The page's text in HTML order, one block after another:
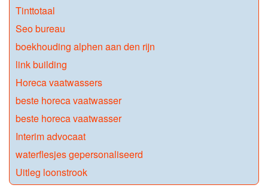
Tinttotaal
Seo bureau
boekhouding alphen aan den rijn
link building
Horeca vaatwassers
beste horeca vaatwasser
beste horeca vaatwasser
Interim advocaat
waterflesjes gepersonaliseerd
Uitleg loonstrook